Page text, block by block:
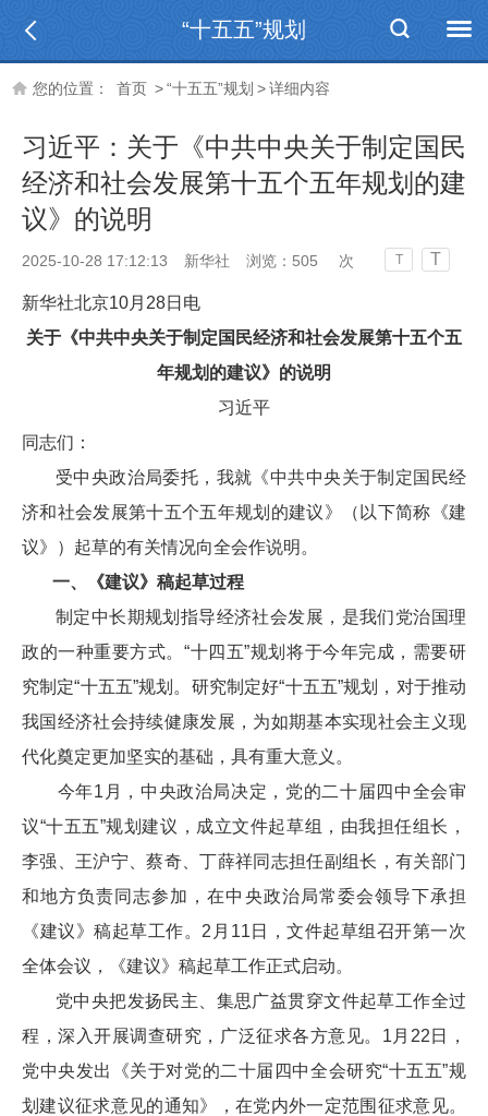
“十五五”规划
您的位置： 首页 >“十五五”规划 >详细内容
习近平：关于《中共中央关于制定国民
经济和社会发展第十五个五年规划的建
议》的说明
2025-10-28 17:12:13 新华社 浏览： 505 次 T T
新华社北京10月28日电
关于《中共中央关于制定国民经济和社会发展第十五个五
年规划的建议》的说明
习近平
同志们：
受中央政治局委托，我就《中共中央关于制定国民经
济和社会发展第十五个五年规划的建议》（以下简称《建
议》）起草的有关情况向全会作说明。
一、《建议》稿起草过程
制定中长期规划指导经济社会发展，是我们党治国理
政的一种重要方式。“十四五”规划将于今年完成，需要研
究制定“十五五”规划。研究制定好“十五五”规划，对于推动
我国经济社会持续健康发展，为如期基本实现社会主义现
代化奠定更加坚实的基础，具有重大意义。
今年1月，中央政治局决定，党的二十届四中全会审
议“十五五”规划建议，成立文件起草组，由我担任组长，
李强、王沪宁、蔡奇、丁薛祥同志担任副组长，有关部门
和地方负责同志参加，在中央政治局常委会领导下承担
《建议》稿起草工作。2月11日，文件起草组召开第一次
全体会议，《建议》稿起草工作正式启动。
党中央把发扬民主、集思广益贯穿文件起草工作全过
程，深入开展调查研究，广泛征求各方意见。1月22日，
党中央发出《关于对党的二十届四中全会研究“十五五”规
划建议征求意见的通知》，在党内外一定范围征求意见。